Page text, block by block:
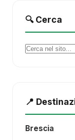
🔍 Cerca
Cerca:
📍
Brescia